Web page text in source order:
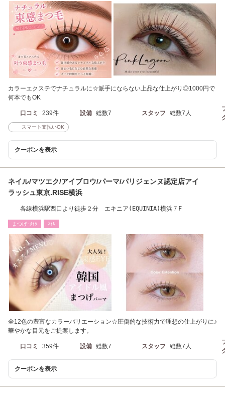
カラーエクステでナチュラルに☆派手にならない上品な仕上がり◎1000円で
何本でもOK
口コミ 239件 設備 総数7 スタッフ 総数7人
スマート支払いOK
クーポンを表示
ネイル/マツエク/アイブロウ/パーマ/パリジェンヌ認定店アイ
ラッシュ東京.RISE横浜
各線横浜駅西口より徒歩２分 エキニア(EQUINIA)横浜７F
まつげ･ﾒｲｸ ﾈｲﾙ
全12色の豊富なカラーバリエーション☆圧倒的な技術力で理想の仕上がりに♪
華やかな目元をご提案します。
口コミ 359件 設備 総数7 スタッフ 総数7人
クーポンを表示